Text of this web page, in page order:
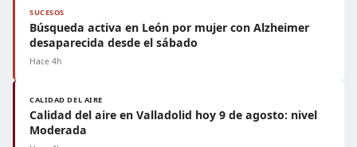
SUCESOS
Búsqueda activa en León por mujer con Alzheimer
desaparecida desde el sábado
Hace 4h
CALIDAD DEL AIRE
Calidad del aire en Valladolid hoy 9 de agosto: nivel
Moderada